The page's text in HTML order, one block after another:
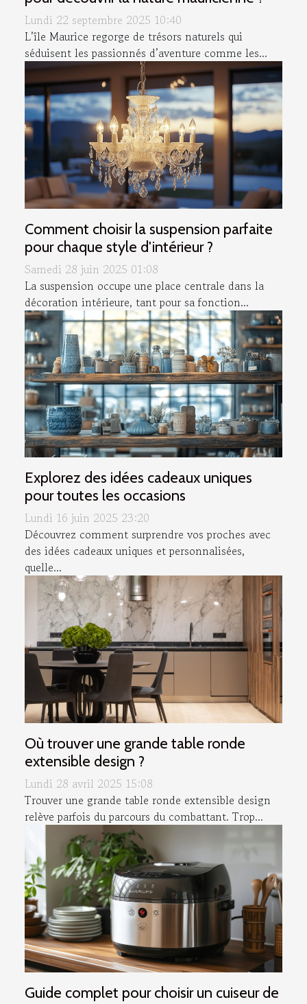
Lundi 22 septembre 2025 10:40
L’île Maurice regorge de trésors naturels qui
séduisent les passionnés d’aventure comme les...
Comment choisir la suspension parfaite
pour chaque style d'intérieur ?
Samedi 28 juin 2025 01:08
La suspension occupe une place centrale dans la
décoration intérieure, tant pour sa fonction...
Explorez des idées cadeaux uniques
pour toutes les occasions
Lundi 16 juin 2025 23:20
Découvrez comment surprendre vos proches avec
des idées cadeaux uniques et personnalisées,
quelle...
Où trouver une grande table ronde
extensible design ?
Lundi 28 avril 2025 15:08
Trouver une grande table ronde extensible design
relève parfois du parcours du combattant. Trop...
Guide complet pour choisir un cuiseur de